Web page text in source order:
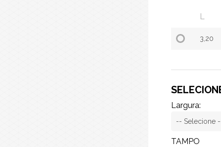
L
3,20
Largura:
TAMPO